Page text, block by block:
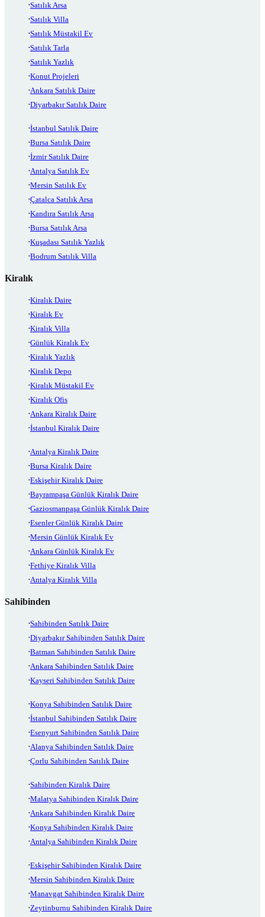
Satılık Arsa
Satılık Villa
Satılık Müstakil Ev
Satılık Tarla
Satılık Yazlık
Konut Projeleri
Ankara Satılık Daire
Diyarbakır Satılık Daire
İstanbul Satılık Daire
Bursa Satılık Daire
İzmir Satılık Daire
Antalya Satılık Ev
Mersin Satılık Ev
Çatalca Satılık Arsa
Kandıra Satılık Arsa
Bursa Satılık Arsa
Kuşadası Satılık Yazlık
Bodrum Satılık Villa
Kiralık
Kiralık Daire
Kiralık Ev
Kiralık Villa
Günlük Kiralık Ev
Kiralık Yazlık
Kiralık Depo
Kiralık Müstakil Ev
Kiralık Ofis
Ankara Kiralık Daire
İstanbul Kiralık Daire
Antalya Kiralık Daire
Bursa Kiralık Daire
Eskişehir Kiralık Daire
Bayrampaşa Günlük Kiralık Daire
Gaziosmanpaşa Günlük Kiralık Daire
Esenler Günlük Kiralık Daire
Mersin Günlük Kiralık Ev
Ankara Günlük Kiralık Ev
Fethiye Kiralık Villa
Antalya Kiralık Villa
Sahibinden
Sahibinden Satılık Daire
Diyarbakır Sahibinden Satılık Daire
Batman Sahibinden Satılık Daire
Ankara Sahibinden Satılık Daire
Kayseri Sahibinden Satılık Daire
Konya Sahibinden Satılık Daire
İstanbul Sahibinden Satılık Daire
Esenyurt Sahibinden Satılık Daire
Alanya Sahibinden Satılık Daire
Çorlu Sahibinden Satılık Daire
Sahibinden Kiralık Daire
Malatya Sahibinden Kiralık Daire
Ankara Sahibinden Kiralık Daire
Konya Sahibinden Kiralık Daire
Antalya Sahibinden Kiralık Daire
Eskişehir Sahibinden Kiralık Daire
Mersin Sahibinden Kiralık Daire
Manavgat Sahibinden Kiralık Daire
Zeytinburnu Sahibinden Kiralık Daire